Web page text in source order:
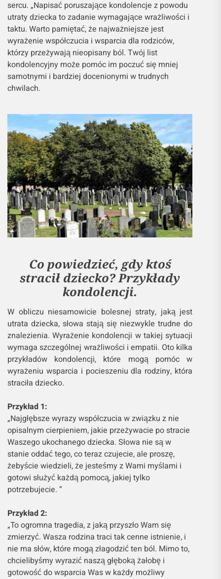
sercu. „Napisać poruszające kondolencje z powodu
utraty dziecka to zadanie wymagające wrażliwości i
taktu. Warto pamiętać, że najważniejsze jest
wyrażenie współczucia i wsparcia dla rodziców,
którzy przeżywają nieopisany ból. Twój list
kondolencyjny może pomóc im poczuć się mniej
samotnymi i bardziej docenionymi w trudnych
chwilach.
Co powiedzieć, gdy ktoś
stracił dziecko? Przykłady
kondolencji.
W obliczu niesamowicie bolesnej straty, jaką jest
utrata dziecka, słowa stają się niezwykle trudne do
znalezienia. Wyrażenie kondolencji w takiej sytuacji
wymaga szczególnej wrażliwości i empatii. Oto kilka
przykładów kondolencji, które mogą pomóc w
wyrażeniu wsparcia i pocieszeniu dla rodziny, która
straciła dziecko.
Przykład 1:
„Najgłębsze wyrazy współczucia w związku z nie
opisalnym cierpieniem, jakie przeżywacie po stracie
Waszego ukochanego dziecka. Słowa nie są w
stanie oddać tego, co teraz czujecie, ale proszę,
żebyście wiedzieli, że jesteśmy z Wami myślami i
gotowi służyć każdą pomocą, jakiej tylko
potrzebujecie. ”
Przykład 2:
„To ogromna tragedia, z jaką przyszło Wam się
zmierzyć. Wasza rodzina traci tak cenne istnienie, i
nie ma słów, które mogą złagodzić ten ból. Mimo to,
chcielibyśmy wyrazić naszą głęboką żałobę i
gotowość do wsparcia Was w każdy możliwy